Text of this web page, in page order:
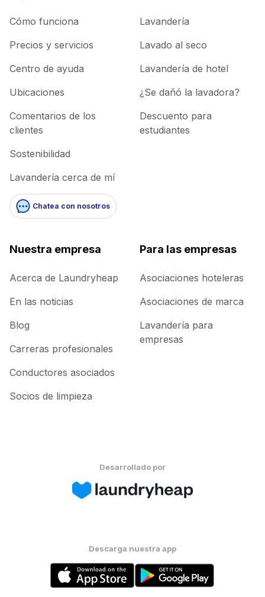
Cómo funciona
Precios y servicios
Centro de ayuda
Ubicaciones
Comentarios de los
clientes
Sostenibilidad
Lavandería cerca de mí
Chatea con nosotros
Lavandería
Lavado al seco
Lavandería de hotel
¿Se dañó la lavadora?
Descuento para
estudiantes
Nuestra empresa
Acerca de Laundryheap
En las noticias
Blog
Carreras profesionales
Conductores asociados
Socios de limpieza
Para las empresas
Asociaciones hoteleras
Asociaciones de marca
Lavandería para
empresas
Desarrollado por
Descarga nuestra app